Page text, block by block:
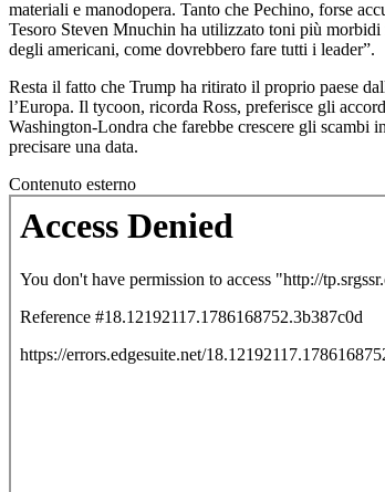
materiali e manodopera. Tanto che Pechino, forse
Tesoro Steven Mnuchin ha utilizzato toni più morbidi
degli americani, come dovrebbero fare tutti i leader”.
Resta il fatto che Trump ha ritirato il proprio paese
l’Europa. Il tycoon, ricorda Ross, preferisce gli
Washington-Londra che farebbe crescere gli scambi
precisare una data.
Contenuto esterno